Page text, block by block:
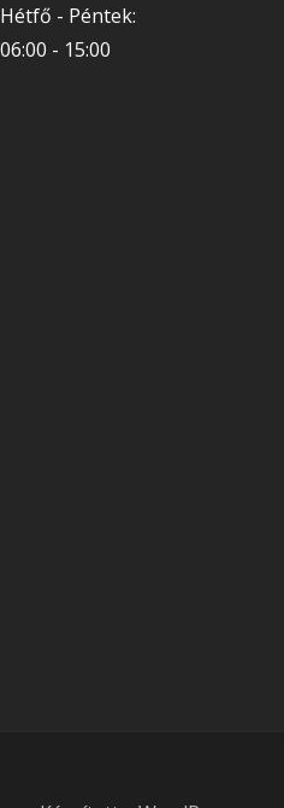
Hétfő - Péntek:
06:00 - 15:00